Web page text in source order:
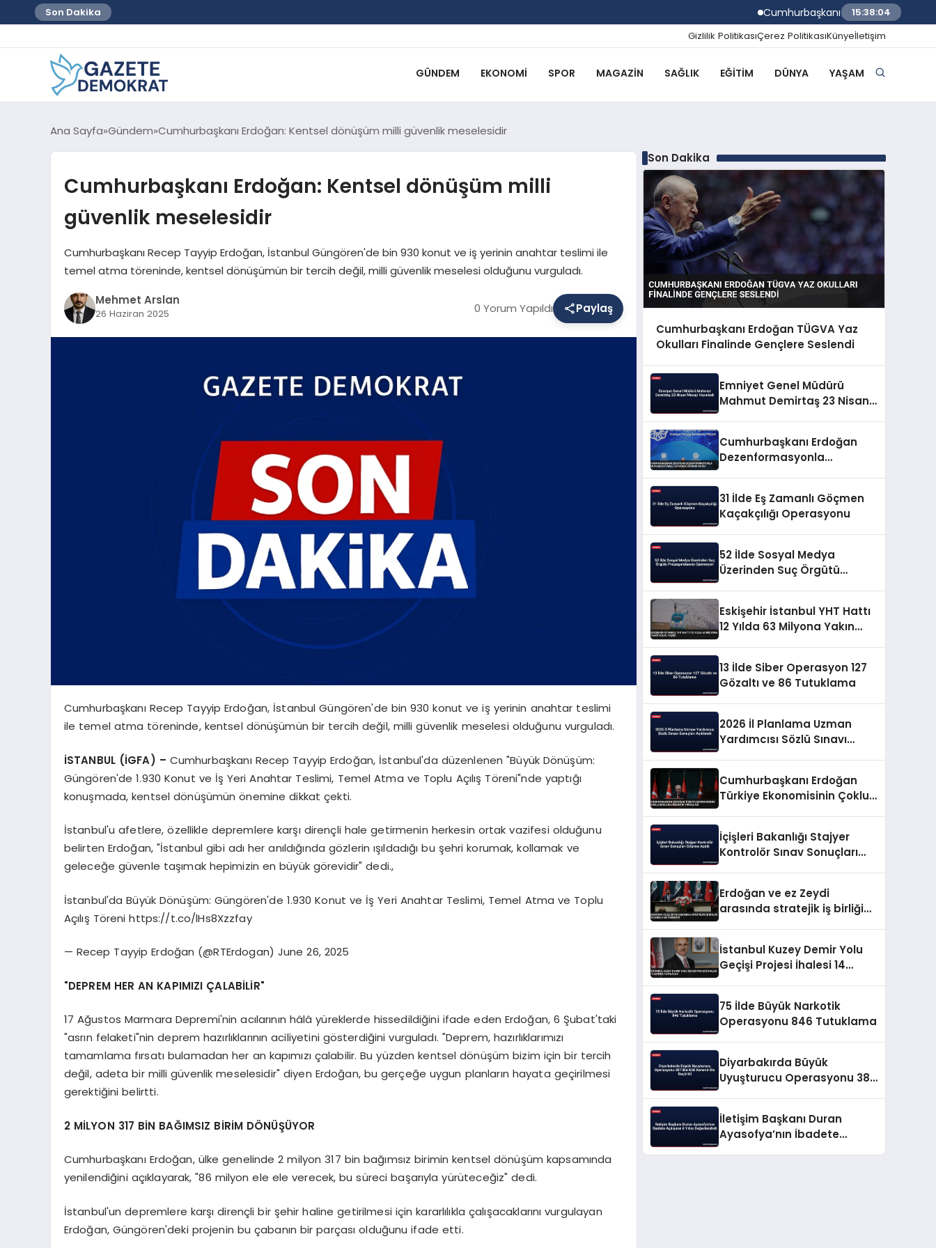
Son Dakika Cumhurbaşkanı Erdoğan TÜGVA Yaz
15:38:05
Gizlilik PolitikasıÇerez PolitikasıKünyeİletişim
GÜNDEM EKONOMI SPOR MAGAZIN SAĞLIK EĞITIM DÜNYA YAŞAM
Ana Sayfa Gündem Cumhurbaşkanı Erdoğan: Kentsel dönüşüm milli güvenlik meselesidir
Cumhurbaşkanı Erdoğan: Kentsel dönüşüm milli
güvenlik meselesidir
Cumhurbaşkanı Recep Tayyip Erdoğan, İstanbul Güngören'de bin 930 konut ve iş yerinin anahtar teslimi ile
temel atma töreninde, kentsel dönüşümün bir tercih değil, milli güvenlik meselesi olduğunu vurguladı.
Mehmet Arslan
26 Haziran 2025 0 Yorum Yapıldı Paylaş
Cumhurbaşkanı Recep Tayyip Erdoğan, İstanbul Güngören'de bin 930 konut ve iş yerinin anahtar teslimi
ile temel atma töreninde, kentsel dönüşümün bir tercih değil, milli güvenlik meselesi olduğunu vurguladı.
İSTANBUL (İGFA) – Cumhurbaşkanı Recep Tayyip Erdoğan, İstanbul'da düzenlenen "Büyük Dönüşüm:
Güngören'de 1.930 Konut ve İş Yeri Anahtar Teslimi, Temel Atma ve Toplu Açılış Töreni"nde yaptığı
konuşmada, kentsel dönüşümün önemine dikkat çekti.
İstanbul'u afetlere, özellikle depremlere karşı dirençli hale getirmenin herkesin ortak vazifesi olduğunu
belirten Erdoğan, "İstanbul gibi adı her anıldığında gözlerin ışıldadığı bu şehri korumak, kollamak ve
geleceğe güvenle taşımak hepimizin en büyük görevidir" dedi.,
İstanbul'da Büyük Dönüşüm: Güngören'de 1.930 Konut ve İş Yeri Anahtar Teslimi, Temel Atma ve Toplu
Açılış Töreni https://t.co/lHs8Xzzfay
— Recep Tayyip Erdoğan (@RTErdogan) June 26, 2025
"DEPREM HER AN KAPIMIZI ÇALABİLİR"
17 Ağustos Marmara Depremi'nin acılarının hâlâ yüreklerde hissedildiğini ifade eden Erdoğan, 6 Şubat'taki
"asrın felaketi"nin deprem hazırlıklarının aciliyetini gösterdiğini vurguladı. "Deprem, hazırlıklarımızı
tamamlama fırsatı bulamadan her an kapımızı çalabilir. Bu yüzden kentsel dönüşüm bizim için bir tercih
değil, adeta bir milli güvenlik meselesidir" diyen Erdoğan, bu gerçeğe uygun planların hayata geçirilmesi
gerektiğini belirtti.
2 MİLYON 317 BİN BAĞIMSIZ BİRİM DÖNÜŞÜYOR
Cumhurbaşkanı Erdoğan, ülke genelinde 2 milyon 317 bin bağımsız birimin kentsel dönüşüm kapsamında
yenilendiğini açıklayarak, "86 milyon ele ele verecek, bu süreci başarıyla yürüteceğiz" dedi.
İstanbul'un depremlere karşı dirençli bir şehir haline getirilmesi için kararlılıkla çalışacaklarını vurgulayan
Erdoğan, Güngören'deki projenin bu çabanın bir parçası olduğunu ifade etti.
Son Dakika
Cumhurbaşkanı Erdoğan TÜGVA Yaz
Okulları Finalinde Gençlere Seslendi
Emniyet Genel Müdürü
Mahmut Demirtaş 23 Nisan
Cumhurbaşkanı Erdoğan
Dezenformasyonla
31 İlde Eş Zamanlı Göçmen
Kaçakçılığı Operasyonu
52 İlde Sosyal Medya
Üzerinden Suç Örgütü
Eskişehir İstanbul YHT Hattı
12 Yılda 63 Milyona Yakın
13 İlde Siber Operasyon 127
Gözaltı ve 86 Tutuklama
2026 İl Planlama Uzman
Yardımcısı Sözlü Sınavı
Cumhurbaşkanı Erdoğan
Türkiye Ekonomisinin Çoklu
İçişleri Bakanlığı Stajyer
Kontrolör Sınav Sonuçları
Erdoğan ve ez Zeydi
arasında stratejik iş birliği
İstanbul Kuzey Demir Yolu
Geçişi Projesi İhalesi 14
75 İlde Büyük Narkotik
Operasyonu 846 Tutuklama
Diyarbakırda Büyük
Uyuşturucu Operasyonu 387
İletişim Başkanı Duran
Ayasofya’nın İbadete